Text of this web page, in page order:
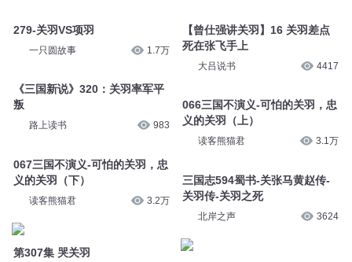
279-关羽VS项羽
一只圆故事 1.7万
《三国新说》320：关羽率军平
叛
路上读书 983
067三国不演义-可怕的关羽，忠
义的关羽（下）
读客熊猫君 3.2万
第307集 哭关羽
【曾仕强讲关羽】16 关羽差点
死在张飞手上
大吕说书 4417
066三国不演义-可怕的关羽，忠
义的关羽（上）
读客熊猫君 3.1万
三国志594蜀书-关张马黄赵传-
关羽传-关羽之死
北岸之声 3624